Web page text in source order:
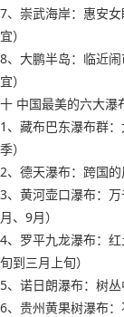
7、崇武海岸：惠安
宜）
8、大鹏半岛：临近
宜）
十 中国最美的六大瀑
1、藏布巴东瀑布群
季）
2、德天瀑布：跨国
3、黄河壶口瀑布：
月、9月）
4、罗平九龙瀑布：
旬到三月上旬）
5、诺日朗瀑布：树
6、贵州黄果树瀑布